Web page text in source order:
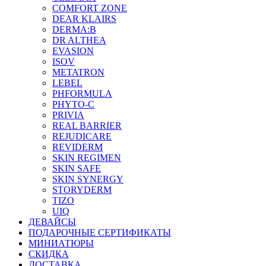
COMFORT ZONE
DEAR KLAIRS
DERMA:B
DR ALTHEA
EVASION
ISOV
METATRON
LEBEL
PHFORMULA
PHYTO-C
PRIVIA
REAL BARRIER
REJUDICARE
REVIDERM
SKIN REGIMEN
SKIN SAFE
SKIN SYNERGY
STORYDERM
TIZO
UIQ
ДЕВАЙСЫ
ПОДАРОЧНЫЕ СЕРТИФИКАТЫ
МИНИАТЮРЫ
СКИДКА